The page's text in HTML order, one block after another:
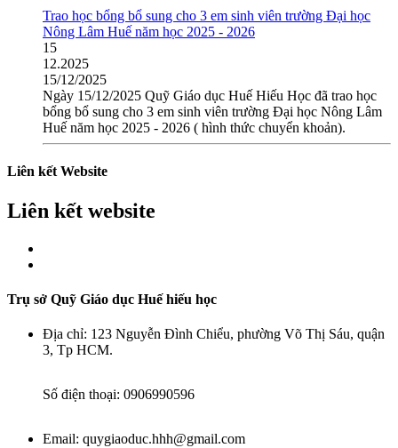
Trao học bổng bổ sung cho 3 em sinh viên trường Đại học
Nông Lâm Huế năm học 2025 - 2026
15
12.2025
15/12/2025
Ngày 15/12/2025 Quỹ Giáo dục Huế Hiếu Học đã trao học
bổng bổ sung cho 3 em sinh viên trường Đại học Nông Lâm
Huế năm học 2025 - 2026 ( hình thức chuyển khoản).
Liên kết Website
Liên kết website
Trụ sở Quỹ Giáo dục Huế hiếu học
Địa chỉ: 123 Nguyễn Đình Chiểu, phường Võ Thị Sáu, quận
3, Tp HCM.
Số điện thoại: 0906990596
Email: quygiaoduc.hhh@gmail.com